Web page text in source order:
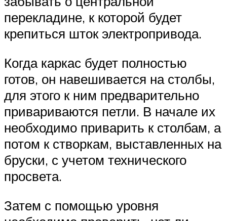
перекладине, к которой будет
крепиться шток электропривода.
Когда каркас будет полностью
готов, он навешивается на столбы,
для этого к ним предварительно
привариваются петли. В начале их
необходимо приварить к столбам, а
потом к створкам, выставленных на
бруски, с учетом технического
просвета.
Затем с помощью уровня